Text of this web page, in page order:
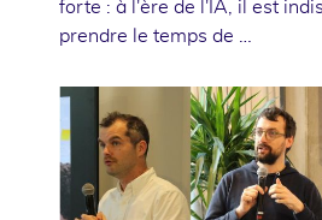
forte : à l'ère de l'IA, il est
prendre le temps de …